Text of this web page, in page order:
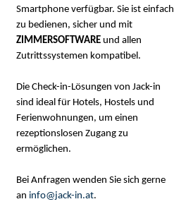
Smartphone verfügbar. Sie ist einfach
zu bedienen, sicher und mit
ZIMMERSOFTWARE und allen
Zutrittssystemen kompatibel.
Die Check-in-Lösungen von Jack-in
sind ideal für Hotels, Hostels und
Ferienwohnungen, um einen
rezeptionslosen Zugang zu
ermöglichen.
Bei Anfragen wenden Sie sich gerne
an info@jack-in.at.